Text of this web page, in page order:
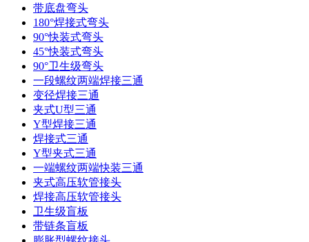
带底盘弯头
180°焊接式弯头
90°快装式弯头
45°快装式弯头
90°卫生级弯头
一段螺纹两端焊接三通
变径焊接三通
夹式U型三通
Y型焊接三通
焊接式三通
Y型夹式三通
一端螺纹两端快装三通
夹式高压软管接头
焊接高压软管接头
卫生级盲板
带链条盲板